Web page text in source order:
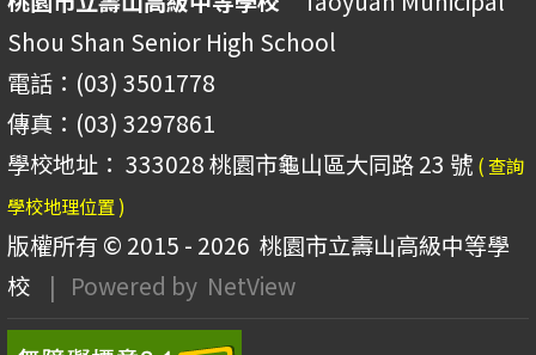
Shou Shan Senior High School
電話：(03) 3501778
傳真：(03) 3297861
學校地址： 333028 桃園市龜山區大同路 23 號 ( 查詢
學校地理位置 )
版權所有 © 2015 - 2026 桃園市立壽山高級中等學
校
| Powered by NetView